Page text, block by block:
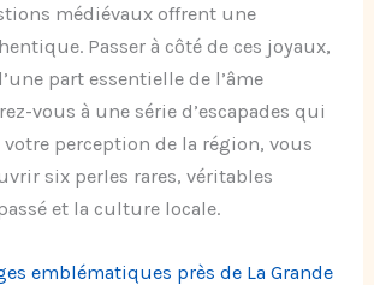
médiévaux offrent une
Passer à côté de ces joyaux,
part essentielle de l’âme
vous à une série d’escapades qui
perception de la région, vous
six perles rares, véritables
et la culture locale.
emblématiques près de La Grande